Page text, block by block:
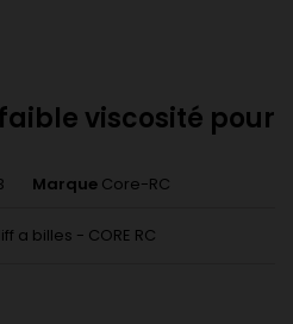
viscosité pour
Marque Core-RC
a billes - CORE RC